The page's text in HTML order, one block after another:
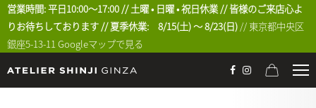
営業時間: 平日10:00〜17:00 // 土曜 • 日曜 • 祝日休業 // 皆様のご来店心よ
りお待ちしております // 夏季休業: 8/15(土) 〜 8/23(日) // 東京都中央区
銀座5-13-11Googleマップで見る